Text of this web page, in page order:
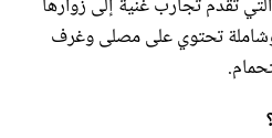
تحتوي على مصلى وغرف